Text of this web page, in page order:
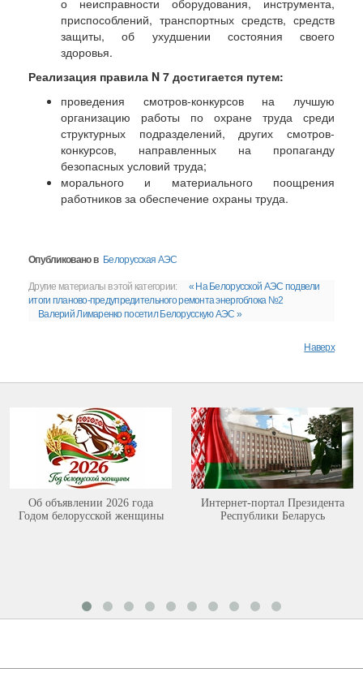
приспособлений, транспортных средств, средств
защиты, об ухудшении состояния своего
здоровья.
Реализация правила N 7 достигается путем:
проведения смотров-конкурсов на лучшую
организацию работы по охране труда среди
структурных подразделений, других смотров-
конкурсов, направленных на пропаганду
безопасных условий труда;
морального и материального поощрения
работников за обеспечение охраны труда.
Опубликовано в Белорусская АЭС
Другие материалы в этой категории:
« На Белорусской АЭС подвели
итоги планово-предупредительного ремонта энергоблока №2
Валерий Лимаренко посетил Белорусскую АЭС »
Наверх
Об объявлении 2026 года
Годом белорусской женщины
Интернет-портал Президента
Республики Беларусь